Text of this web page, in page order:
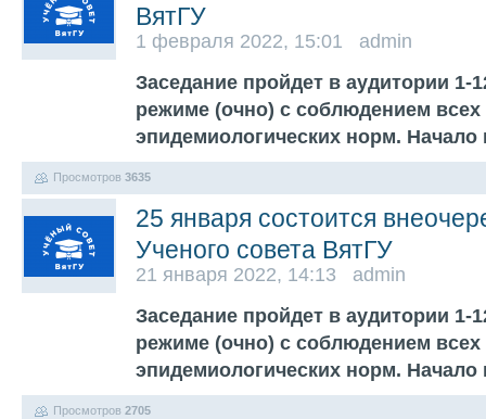
ВятГУ
1 февраля 2022, 15:01 admin
Заседание пройдет в аудитории 1-
режиме (очно) с соблюдением всех
эпидемиологических норм. Начало
Просмотров 3635
25 января состоится
Ученого совета ВятГУ
21 января 2022, 14:13 admin
Заседание пройдет в аудитории 1-
режиме (очно) с соблюдением всех
эпидемиологических норм. Начало
Просмотров 2705